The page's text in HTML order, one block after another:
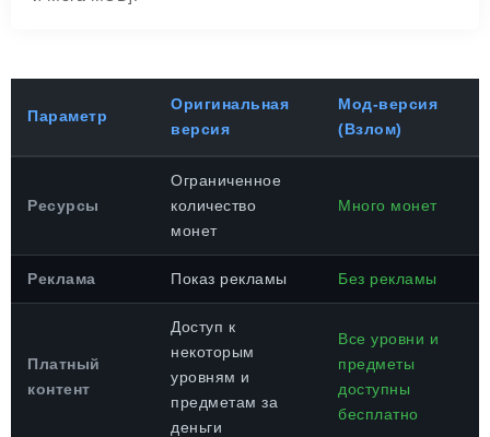
Параметр
Оригинальная
версия
Мод-версия
(Взлом)
Ресурсы
Ограниченное
количество
монет
Много монет
Реклама Показ рекламы Без рекламы
Платный
контент
Доступ к
некоторым
уровням и
предметам за
деньги
Все уровни и
предметы
доступны
бесплатно